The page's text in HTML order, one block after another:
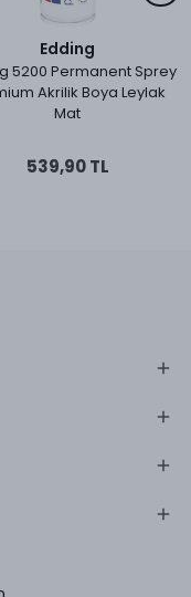
Edding
5200 Permanent Sprey
Akrilik Boya Leylak
Mat
539,90 TL